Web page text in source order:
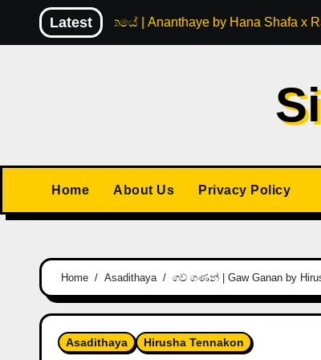
Latestඅනන්තයේ | Ananthaye by Hana Shafa x
Home About Us Privacy Policy
Home Asadithaya ගව් ගණන් | Gaw Ganan by
Asadithaya Hirusha Tennakon